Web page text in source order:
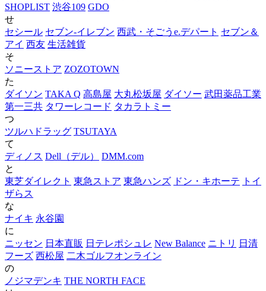
SHOPLIST 渋谷109 GDO
せ
セシール セブン‐イレブン 西武・そごうe.デパート セブン＆
アイ 西友 生活雑貨
そ
ソニーストア ZOZOTOWN
た
ダイソン TAKA Q 高島屋 大丸松坂屋 ダイソー 武田薬品工業
第一三共 タワーレコード タカラトミー
つ
ツルハドラッグ TSUTAYA
て
ディノス Dell（デル）
DMM.com
と
東芝ダイレクト 東急ストア 東急ハンズ ドン・キホーテ
トイ
ザらス
な
ナイキ 永谷園
に
ニッセン 日本直販 日テレポシュレ New Balance ニトリ
日清
フーズ 西松屋 二木ゴルフオンライン
の
ノジマデンキ THE NORTH FACE